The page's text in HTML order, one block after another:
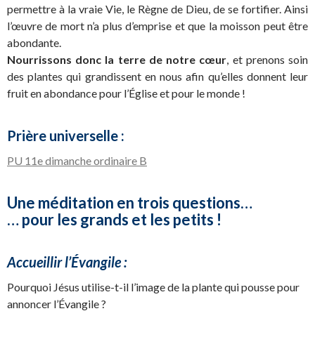
permettre à la vraie Vie, le Règne de Dieu, de se fortifier. Ainsi
l’œuvre de mort n’a plus d’emprise et que la moisson peut être
abondante.
Nourrissons donc la terre de notre cœur, et prenons soin
des plantes qui grandissent en nous afin qu’elles donnent leur
fruit en abondance pour l’Église et pour le monde !
Prière universelle :
PU 11e dimanche ordinaire B
Une méditation en trois questions…
… pour les grands et les petits !
Accueillir l’Évangile :
Pourquoi Jésus utilise-t-il l’image de la plante qui pousse pour
annoncer l’Évangile ?